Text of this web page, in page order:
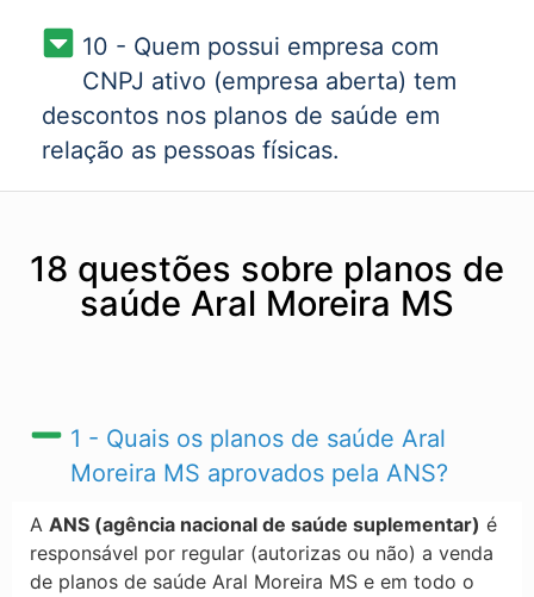
10 - Quem possui empresa com
CNPJ ativo (empresa aberta) tem
descontos nos planos de saúde em
relação as pessoas físicas.
18 questões sobre planos de
saúde Aral Moreira MS
1 - Quais os planos de saúde Aral
Moreira MS​ aprovados pela ANS?
A ANS (agência nacional de saúde suplementar) é
responsável por regular (autorizas ou não) a venda
de planos de saúde Aral Moreira MS​ e em todo o